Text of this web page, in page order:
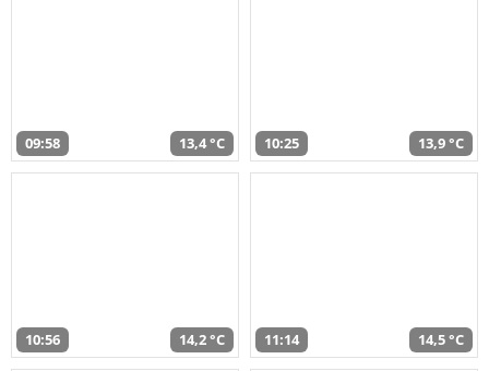
09:58 13,4 °C 10:25 13,9 °C
10:56 14,2 °C 11:14 14,5 °C